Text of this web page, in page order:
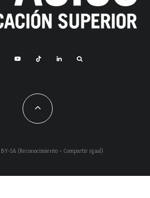
BY-SA (Reconocimiento – Compartir igual)